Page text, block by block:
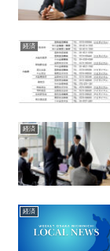
経済
経済
経済